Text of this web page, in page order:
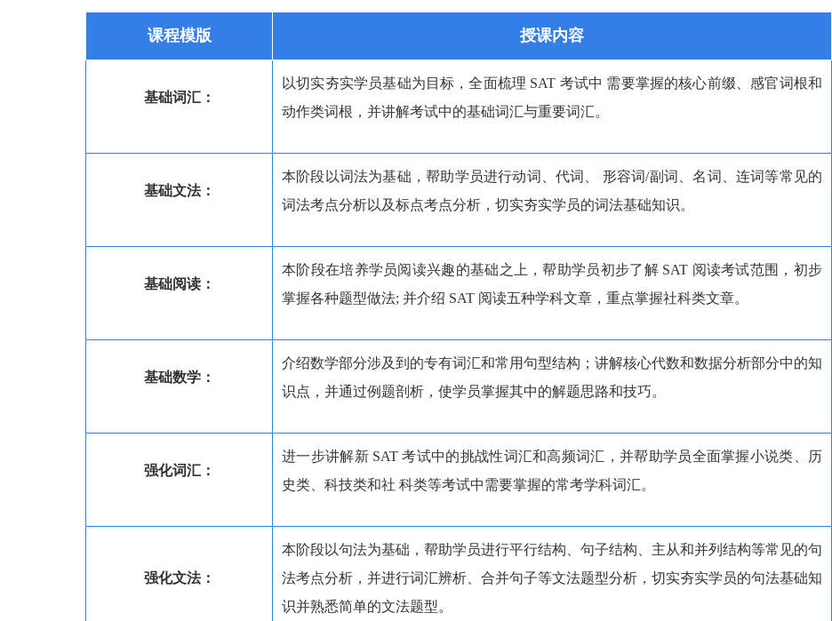
课程模版 授课内容
基础词汇：
以切实夯实学员基础为目标，全面梳理 SAT 考试中 需要掌握的核心前缀、感官词根和
动作类词根，并讲解考试中的基础词汇与重要词汇。
基础文法：
本阶段以词法为基础，帮助学员进行动词、代词、 形容词/副词、名词、连词等常见的
词法考点分析以及标点考点分析，切实夯实学员的词法基础知识。
基础阅读：
本阶段在培养学员阅读兴趣的基础之上，帮助学员初步了解 SAT 阅读考试范围，初步
掌握各种题型做法; 并介绍 SAT 阅读五种学科文章，重点掌握社科类文章。
基础数学：
介绍数学部分涉及到的专有词汇和常用句型结构；讲解核心代数和数据分析部分中的知
识点，并通过例题剖析，使学员掌握其中的解题思路和技巧。
强化词汇：
进一步讲解新 SAT 考试中的挑战性词汇和高频词汇，并帮助学员全面掌握小说类、历
史类、科技类和社 科类等考试中需要掌握的常考学科词汇。
强化文法：
本阶段以句法为基础，帮助学员进行平行结构、句子结构、主从和并列结构等常见的句
法考点分析，并进行词汇辨析、合并句子等文法题型分析，切实夯实学员的句法基础知
识并熟悉简单的文法题型。